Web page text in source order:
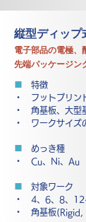
縦型ディップ
電子部品の電極、
先端パッケージン
特徴
・ フットプリン
・ 角基板、大型
・ ワークサイズ
めっき種
・ Cu、Ni、Au
対象ワーク
・ 4、6、8、12
・ 角基板(Rigid,